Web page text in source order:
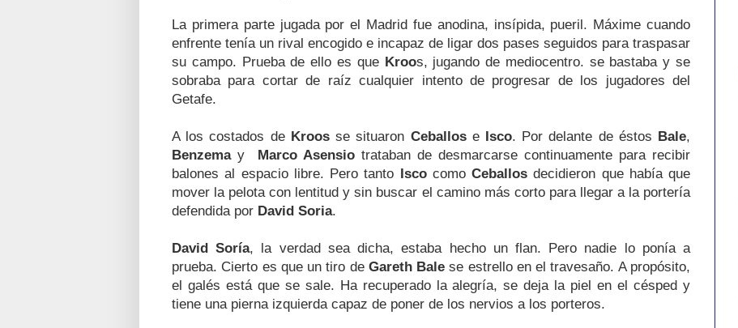
La primera parte jugada por el Madrid fue anodina, insípida, pueril. Máxime cuando
enfrente tenía un rival encogido e incapaz de ligar dos pases seguidos para traspasar
su campo. Prueba de ello es que Kroos, jugando de mediocentro. se bastaba y se
sobraba para cortar de raíz cualquier intento de progresar de los jugadores del
Getafe.
A los costados de Kroosse situaron Ceballose Isco. Por delante de éstos Bale,
Benzemay Marco Asensio trataban de desmarcarse continuamente para recibir
balones al espacio libre. Pero tanto Iscocomo Ceballos decidieron que había que
mover la pelota con lentitud y sin buscar el camino más corto para llegar a la portería
defendida por David Soria.
David Soría, la verdad sea dicha, estaba hecho un flan. Pero nadie lo ponía a
prueba. Cierto es que un tiro de Gareth Bale se estrello en el travesaño. A propósito,
el galés está que se sale. Ha recuperado la alegría, se deja la piel en el césped y
tiene una pierna izquierda capaz de poner de los nervios a los porteros.